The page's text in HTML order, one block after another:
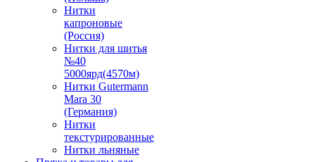
Нитки
капроновые
(Россия)
Нитки для шитья
№40
5000ярд(4570м)
Нитки Gutermann
Mara 30
(Германия)
Нитки
текстурированные
Нитки льняные